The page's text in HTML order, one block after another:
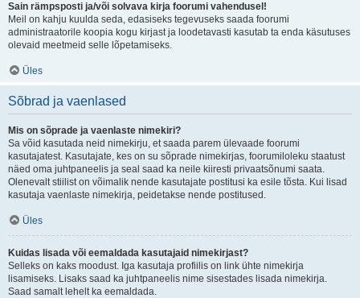
Sain rämpsposti ja/või solvava kirja foorumi vahendusel!
Meil on kahju kuulda seda, edasiseks tegevuseks saada foorumi
administraatorile koopia kogu kirjast ja loodetavasti kasutab ta enda käsutuses
olevaid meetmeid selle lõpetamiseks.
Üles
Sõbrad ja vaenlased
Mis on sõprade ja vaenlaste nimekiri?
Sa võid kasutada neid nimekirju, et saada parem ülevaade foorumi
kasutajatest. Kasutajate, kes on su sõprade nimekirjas, foorumiloleku staatust
näed oma juhtpaneelis ja seal saad ka neile kiiresti privaatsõnumi saata.
Olenevalt stiilist on võimalik nende kasutajate postitusi ka esile tõsta. Kui lisad
kasutaja vaenlaste nimekirja, peidetakse nende postitused.
Üles
Kuidas lisada või eemaldada kasutajaid nimekirjast?
Selleks on kaks moodust. Iga kasutaja profiilis on link ühte nimekirja
lisamiseks. Lisaks saad ka juhtpaneelis nime sisestades lisada nimekirja.
Saad samalt lehelt ka eemaldada.